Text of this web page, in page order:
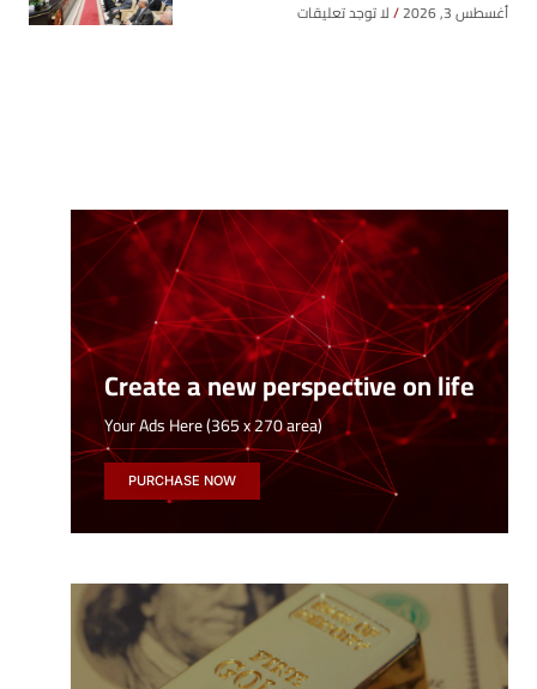
أغسطس 3, 2026 لا توجد تعليقات
Create a new perspective on life
Your Ads Here (365 x 270 area)
PURCHASE NOW